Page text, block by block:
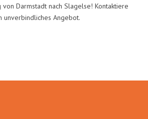
Darmstadt nach Slagelse! Kontaktiere
unverbindliches Angebot.